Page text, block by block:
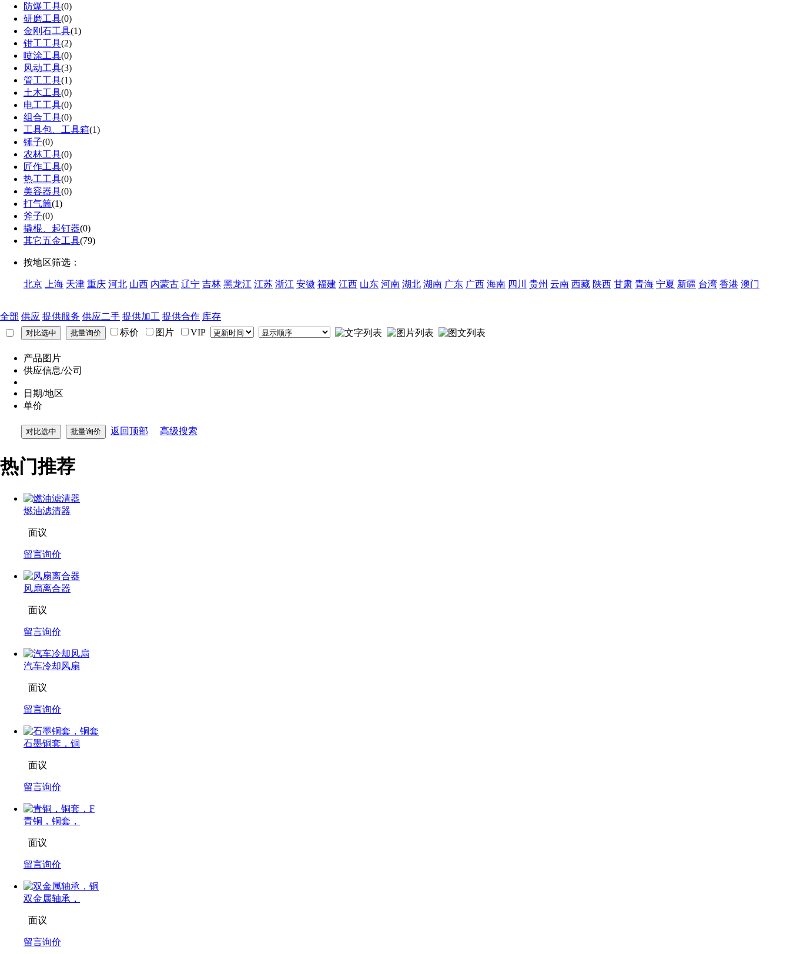
防爆工具(0)
研磨工具(0)
金刚石工具(1)
钳工工具(2)
喷涂工具(0)
风动工具(3)
管工工具(1)
土木工具(0)
电工工具(0)
组合工具(0)
工具包、工具箱(1)
锤子(0)
农林工具(0)
匠作工具(0)
热工工具(0)
美容器具(0)
打气筒(1)
斧子(0)
撬棍、起钉器(0)
其它五金工具(79)
按地区筛选：
北京 上海 天津 重庆 河北 山西 内蒙古 辽宁 吉林 黑龙江 江苏 浙江 安徽 福建 江西 山东 河南 湖北 湖南 广东 广西 海南 四川 贵州 云南 西藏 陕西 甘肃 青海 宁夏 新疆 台湾 香港 澳门
全部 供应 提供服务 供应二手 提供加工 提供合作 库存
标价
图片 VIP
产品图片
供应信息/公司
日期/地区
单价
返回顶部 高级搜索
热门推荐
燃油滤清器
面议
留言询价
风扇离合器
面议
留言询价
汽车冷却风扇
面议
留言询价
石墨铜套，铜
面议
留言询价
青铜，铜套，
面议
留言询价
双金属轴承，
面议
留言询价